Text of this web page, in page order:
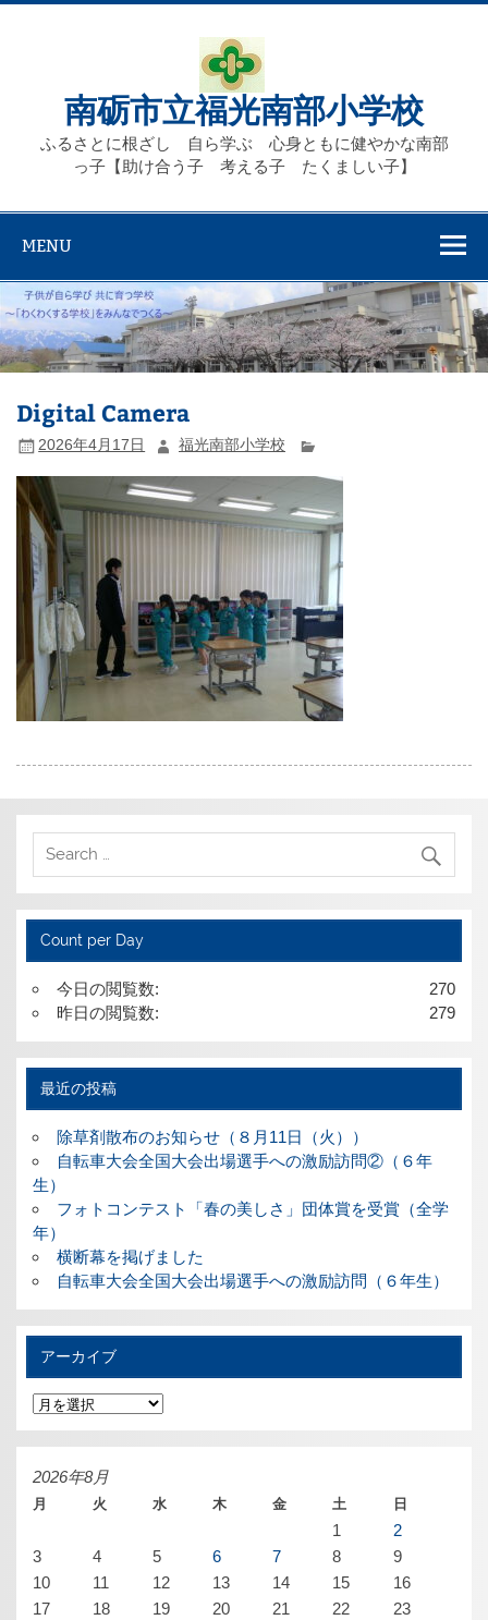
Skip
南砺市立福光南部小学校
ふるさとに根ざし 自ら学ぶ 心身ともに健やかな南部
っ子【助け合う子 考える子 たくましい子】
MENU
Digital Camera
2026年4月17日 福光南部小学校
Count per Day
270
今日の閲覧数:
279
昨日の閲覧数:
最近の投稿
除草剤散布のお知らせ（８月11日（火））
自転車大会全国大会出場選手への激励訪問②（６年
生）
フォトコンテスト「春の美しさ」団体賞を受賞（全学
年）
横断幕を掲げました
自転車大会全国大会出場選手への激励訪問（６年生）
アーカイブ
ア
ー
カ
イ
2026年8月
月 火 水 木 金 土 日
1
2
3
4 5 6 7 8
9
10
11 12 13 14 15
16
17
18 19 20 21 22
23